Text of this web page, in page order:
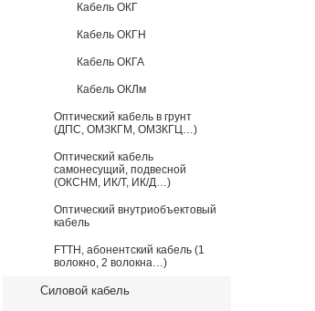
Кабель ОКГ
Кабель ОКГН
Кабель ОКГА
Кабель ОКЛм
Оптический кабель в грунт
(ДПС, ОМЗКГМ, ОМЗКГЦ…)
Оптический кабель
самонесущий, подвесной
(ОКСНМ, ИК/Т, ИК/Д…)
Оптический внутриобъектовый
кабель
FTTH, абонентский кабель (1
волокно, 2 волокна…)
Силовой кабель